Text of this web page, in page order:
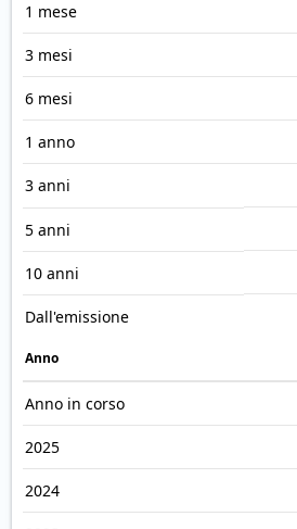
1 mese
3 mesi
6 mesi
1 anno
3 anni
5 anni
10 anni
Dall'emissione
Anno
Anno in corso
2025
2024